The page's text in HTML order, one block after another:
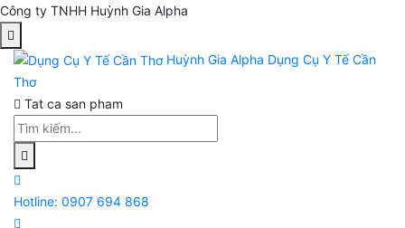
Công ty TNHH Huỳnh Gia Alpha
Huỳnh Gia Alpha Dụng Cụ Y Tế Cần
Thơ
Tat ca san pham
Hotline: 0907 694 868